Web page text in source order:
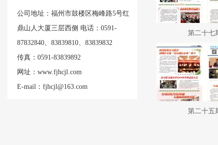
公司地址：福州市鼓楼区梅峰路5号红
鼎山人大厦三层西侧 电话：0591-
87832840、83839810、83839832
传真：0591-83839892
网址：www.fjhcjl.com
E-mail：fjhcjl@163.com
第二十七
第二十五